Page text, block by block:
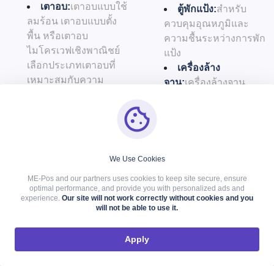
เตาอบ:เตาอบแบบใช้
ลมร้อน เตาอบแบบตั้ง
พื้น หรือเตาอบ
ไมโครเวฟเชิงพาณิชย์
เลือกประเภทเตาอบที่
เหมาะสมกับความ
เหมาะสำหรับแป้งและ
ส่วนผสมที่แตกต่างกัน
ระบบทำความเย็น:ตู้
เย็นและตู้แช่แข็งสำหรับ
ตู้พักแป้ง:สำหรับ
ควบคุมอุณหภูมิและ
ความชื้นระหว่างการพัก
แป้ง
เครื่องล้าง
จาน:เครื่องล้างจาน
สินค้าเพื่อจำหน่ายอย่าง
มีประสิทธิภาพ
เพิ่มประสิทธิภาพและ
ประสิทธิผลในการดำเนินงาน
We Use Cookies
ME-Pos and our partners uses cookies to keep site secure, ensure
optimal performance, and provide you with personalized ads and
experience. Our site will not work correctly without cookies and you
will not be able to use it.
Apply